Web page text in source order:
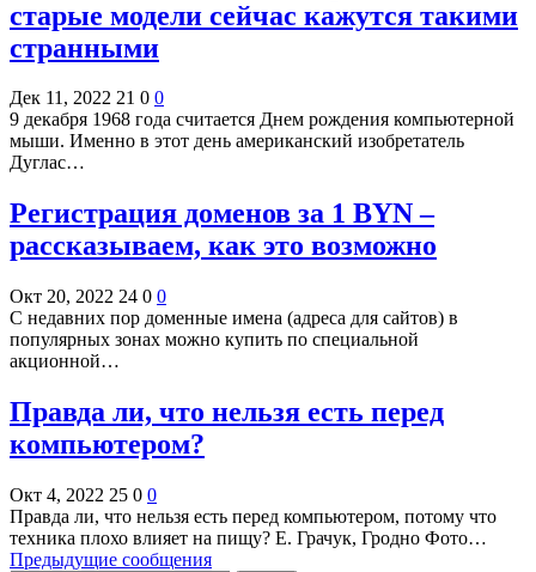
старые модели сейчас кажутся такими
странными
Дек 11, 2022 21 0 0
9 декабря 1968 года считается Днем рождения компьютерной
мыши. Именно в этот день американский изобретатель
Дуглас…
Регистрация доменов за 1 BYN –
рассказываем, как это возможно
Окт 20, 2022 24 0 0
С недавних пор доменные имена (адреса для сайтов) в
популярных зонах можно купить по специальной
акционной…
Правда ли, что нельзя есть перед
компьютером?
Окт 4, 2022 25 0 0
Правда ли, что нельзя есть перед компьютером, потому что
техника плохо влияет на пищу? Е. Грачук, Гродно Фото…
Предыдущие сообщения